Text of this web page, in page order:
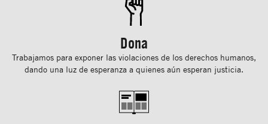
Dona
Trabajamos para exponer las violaciones de los derechos humanos,
dando una luz de esperanza a quienes aún esperan justicia.